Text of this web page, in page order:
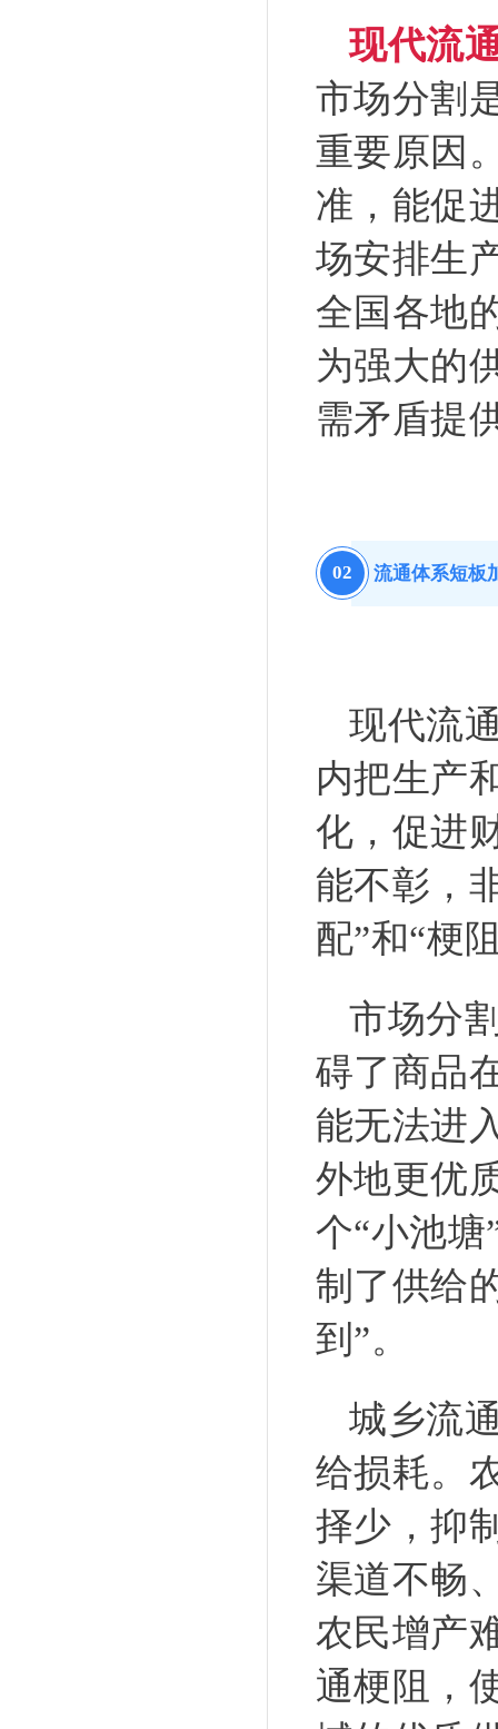
现代流
市场分割
重要原因
准，能促
场安排生
全国各地
为强大的
需矛盾提
02 流通体系短板
现代流
内把生产
化，促进
能不彰，
配”和“梗
市场分
碍了商品
能无法进
外地更优
个“小池
制了供给
到”。
城乡流
给损耗。
择少，抑
渠道不畅
农民增产
通梗阻，